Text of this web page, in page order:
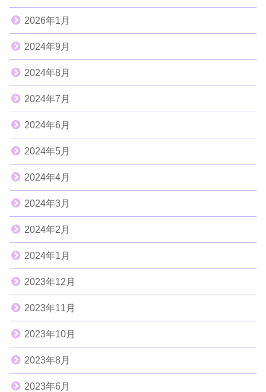
2026年1月
2024年9月
2024年8月
2024年7月
2024年6月
2024年5月
2024年4月
2024年3月
2024年2月
2024年1月
2023年12月
2023年11月
2023年10月
2023年8月
2023年6月